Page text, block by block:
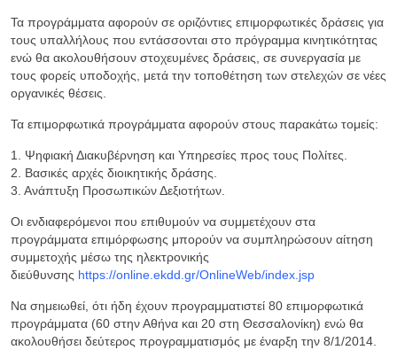
Τα προγράμματα αφορούν σε οριζόντιες επιμορφωτικές δράσεις για
τους υπαλλήλους που εντάσσονται στο πρόγραμμα κινητικότητας
ενώ θα ακολουθήσουν στοχευμένες δράσεις, σε συνεργασία με
τους φορείς υποδοχής, μετά την τοποθέτηση των στελεχών σε νέες
οργανικές θέσεις.
Τα επιμορφωτικά προγράμματα αφορούν στους παρακάτω τομείς:
1. Ψηφιακή Διακυβέρνηση και Υπηρεσίες προς τους Πολίτες.
2. Βασικές αρχές διοικητικής δράσης.
3. Ανάπτυξη Προσωπικών Δεξιοτήτων.
Οι ενδιαφερόμενοι που επιθυμούν να συμμετέχουν στα
προγράμματα επιμόρφωσης μπορούν να συμπληρώσουν αίτηση
συμμετοχής μέσω της ηλεκτρονικής
διεύθυνσης https://online.ekdd.gr/OnlineWeb/index.jsp
Να σημειωθεί, ότι ήδη έχουν προγραμματιστεί 80 επιμορφωτικά
προγράμματα (60 στην Αθήνα και 20 στη Θεσσαλονίκη) ενώ θα
ακολουθήσει δεύτερος προγραμματισμός με έναρξη την 8/1/2014.